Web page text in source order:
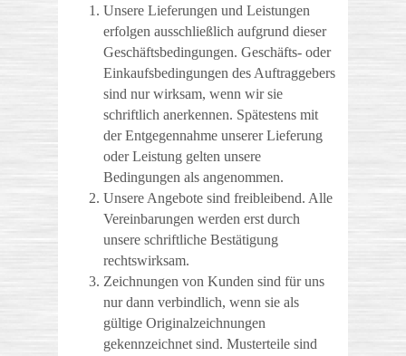
Unsere Lieferungen und Leistungen
erfolgen ausschließlich aufgrund dieser
Geschäftsbedingungen. Geschäfts- oder
Einkaufsbedingungen des Auftraggebers
sind nur wirksam, wenn wir sie
schriftlich anerkennen. Spätestens mit
der Entgegennahme unserer Lieferung
oder Leistung gelten unsere
Bedingungen als angenommen.
Unsere Angebote sind freibleibend. Alle
Vereinbarungen werden erst durch
unsere schriftliche Bestätigung
rechtswirksam.
Zeichnungen von Kunden sind für uns
nur dann verbindlich, wenn sie als
gültige Originalzeichnungen
gekennzeichnet sind. Musterteile sind